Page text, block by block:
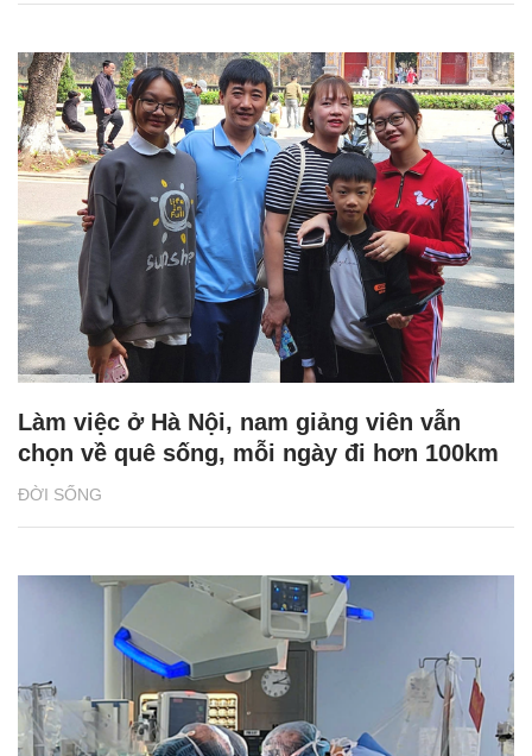
ĐỜI SỐNG
Làm việc ở Hà Nội, nam giảng viên vẫn
chọn về quê sống, mỗi ngày đi hơn 100km